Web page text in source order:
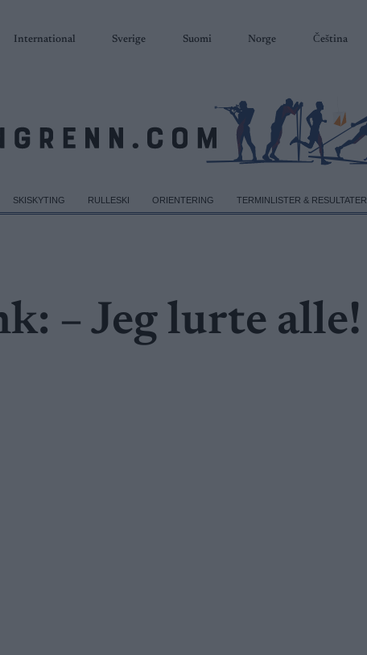
International Sverige Suomi Norge Čeština
SKISKYTING RULLESKI ORIENTERING TERMINLISTER & RESULTATER
– Jeg lurte alle!